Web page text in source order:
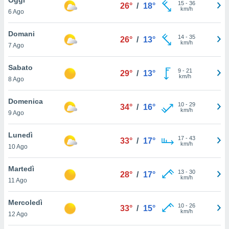
è
al sito
di
ci
di
il
un
la
nella
6 Ago
26° / 18° 15- 36
km/h
Domani
7 Ago
26° / 13° 14- 35
km/h
Sabato
8 Ago
29° / 13° 9- 21
km/h
Domenica
9 Ago
34° / 16° 10- 29
km/h
Lunedì
10 Ago
33° / 17° 17- 43
km/h
Martedì
11 Ago
28° / 17° 13- 30
km/h
Mercoledì
12 Ago
33° / 15° 10- 26
km/h